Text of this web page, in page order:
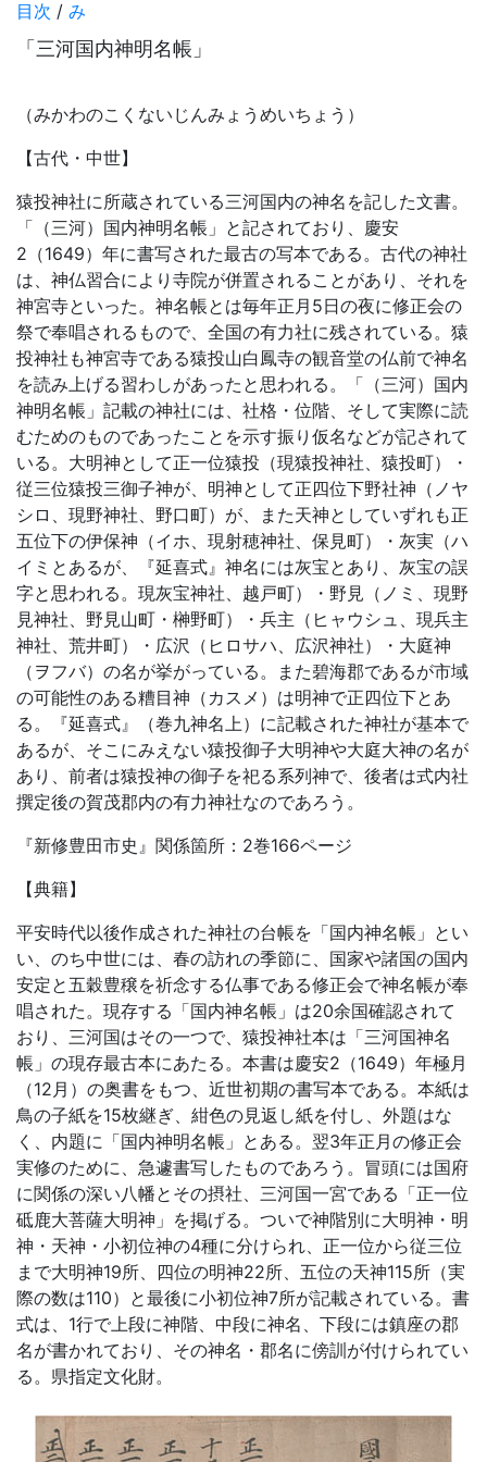
目次 / み
「三河国内神明名帳」
（みかわのこくないじんみょうめいちょう）
【古代・中世】
猿投神社に所蔵されている三河国内の神名を記した文書。
「（三河）国内神明名帳」と記されており、慶安
2（1649）年に書写された最古の写本である。古代の神社
は、神仏習合により寺院が併置されることがあり、それを
神宮寺といった。神名帳とは毎年正月5日の夜に修正会の
祭で奉唱されるもので、全国の有力社に残されている。猿
投神社も神宮寺である猿投山白鳳寺の観音堂の仏前で神名
を読み上げる習わしがあったと思われる。「（三河）国内
神明名帳」記載の神社には、社格・位階、そして実際に読
むためのものであったことを示す振り仮名などが記されて
いる。大明神として正一位猿投（現猿投神社、猿投町）・
従三位猿投三御子神が、明神として正四位下野社神（ノヤ
シロ、現野神社、野口町）が、また天神としていずれも正
五位下の伊保神（イホ、現射穂神社、保見町）・灰実（ハ
イミとあるが、『延喜式』神名には灰宝とあり、灰宝の誤
字と思われる。現灰宝神社、越戸町）・野見（ノミ、現野
見神社、野見山町・榊野町）・兵主（ヒャウシュ、現兵主
神社、荒井町）・広沢（ヒロサハ、広沢神社）・大庭神
（ヲフバ）の名が挙がっている。また碧海郡であるが市域
の可能性のある糟目神（カスメ）は明神で正四位下とあ
る。『延喜式』（巻九神名上）に記載された神社が基本で
あるが、そこにみえない猿投御子大明神や大庭大神の名が
あり、前者は猿投神の御子を祀る系列神で、後者は式内社
撰定後の賀茂郡内の有力神社なのであろう。
『新修豊田市史』関係箇所：2巻166ページ
【典籍】
平安時代以後作成された神社の台帳を「国内神名帳」とい
い、のち中世には、春の訪れの季節に、国家や諸国の国内
安定と五穀豊穣を祈念する仏事である修正会で神名帳が奉
唱された。現存する「国内神名帳」は20余国確認されて
おり、三河国はその一つで、猿投神社本は「三河国神名
帳」の現存最古本にあたる。本書は慶安2（1649）年極月
（12月）の奥書をもつ、近世初期の書写本である。本紙は
鳥の子紙を15枚継ぎ、紺色の見返し紙を付し、外題はな
く、内題に「国内神明名帳」とある。翌3年正月の修正会
実修のために、急遽書写したものであろう。冒頭には国府
に関係の深い八幡とその摂社、三河国一宮である「正一位
砥鹿大菩薩大明神」を掲げる。ついで神階別に大明神・明
神・天神・小初位神の4種に分けられ、正一位から従三位
まで大明神19所、四位の明神22所、五位の天神115所（実
際の数は110）と最後に小初位神7所が記載されている。書
式は、1行で上段に神階、中段に神名、下段には鎮座の郡
名が書かれており、その神名・郡名に傍訓が付けられてい
る。県指定文化財。